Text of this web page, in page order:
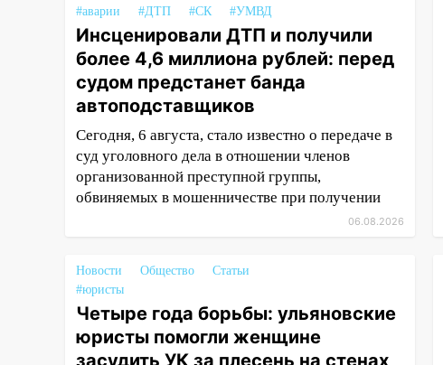
17:08
Ульяновский областной
суд оставил в силе приговор
руководству
«УльяновскФармации» за
махинации на 3,2 млн рублей
16:09 Ветераны легкой
атлетики из Ульяновска
успешно выступили на
Чемпионате России
зерновых и зернобобовых
культур
15:51 Бросила кирпич в жену
брата: в Ульяновской области
завели дело на агрессивную
#аварии
#ДТП #СК #УМВД
Инсценировали ДТП и получили
более 4,6 миллиона рублей: перед
судом предстанет банда
автоподставщиков
Сегодня, 6 августа, стало известно о передаче в
суд уголовного дела в отношении членов
организованной преступной группы,
обвиняемых в мошенничестве при получении
06.08.2026
Новости Общество
Статьи
#юристы
Четыре года борьбы: ульяновские
юристы помогли женщине
засудить УК за плесень на стенах